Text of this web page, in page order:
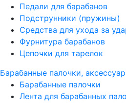
Педали для барабанов
Подструнники (пружины)
Средства для ухода за
Фурнитура барабанов
Цепочки для тарелок
Барабанные палочки,
Барабанные палочки
Лента для барабанных